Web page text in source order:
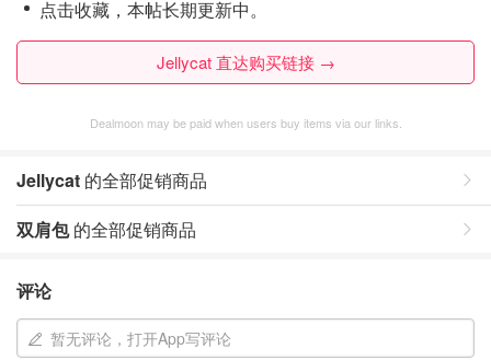
点击收藏，本帖长期更新中。
Jellycat 直达购买链接 →
Dealmoon may be paid when users buy items via our links.
Jellycat 的全部促销商品
双肩包的全部促销商品
评论
暂无评论，打开App写评论